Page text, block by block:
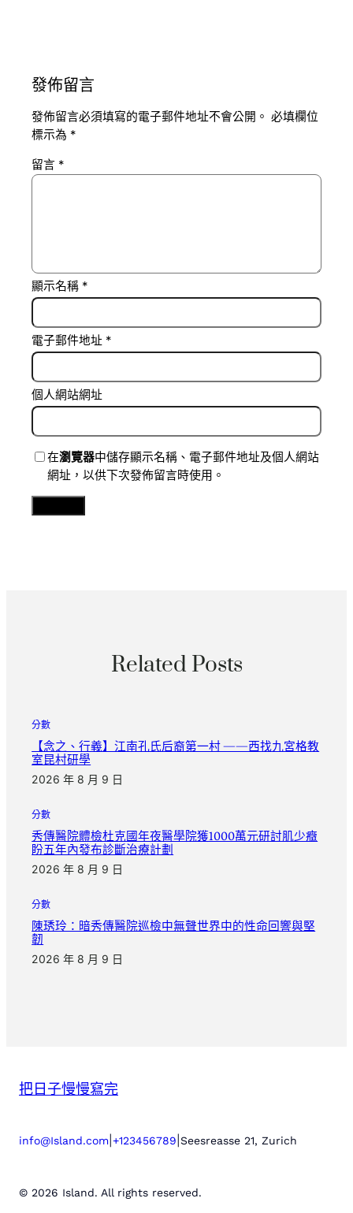
發佈留言
發佈留言必須填寫的電子郵件地址不會公開。 必填欄位
標示為 *
留言 *
顯示名稱 *
電子郵件地址 *
個人網站網址
在瀏覽器中儲存顯示名稱、電子郵件地址及個人網站
網址，以供下次發佈留言時使用。
Related Posts
分數
【念之、行義】江南孔氏后裔第一村 ——西找九宮格教
室昆村研學
2026 年 8 月 9 日
分數
秀傳醫院體檢杜克國年夜醫學院獲1000萬元研討肌少癥
盼五年內發布診斷治療計劃
2026 年 8 月 9 日
分數
陳琇玲：暗秀傳醫院巡檢中無聲世界中的性命回響與堅
韌
2026 年 8 月 9 日
把日子慢慢寫完
info@Island.com +123456789 Seesreasse 21, Zurich
© 2026 Island. All rights reserved.